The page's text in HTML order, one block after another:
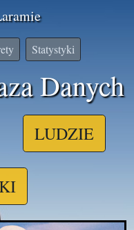
Statystyki
Danych
LUDZIE